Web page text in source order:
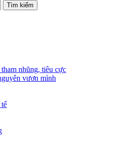
Tìm kiếm
nhũng, tiêu cực
vươn mình